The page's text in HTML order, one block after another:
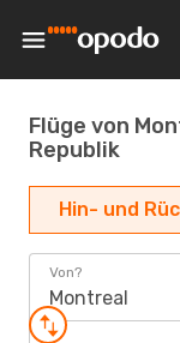
Flüge von
Republik
Hin- und
Von?
Montreal